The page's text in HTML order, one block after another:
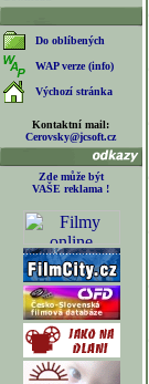
Do oblíbených
WAP verze (info)
Výchozí stránka
Kontaktní mail:
Cerovsky@jcsoft.cz
Zde může být
VAŠE reklama !